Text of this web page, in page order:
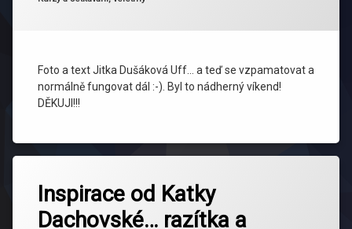
Foto a text Jitka Dušáková Uff… a teď se vzpamatovat a
normálně fungovat dál :-). Byl to nádherný víkend!
DĚKUJI!!!
Inspirace od Katky
Dachovské… razítka a